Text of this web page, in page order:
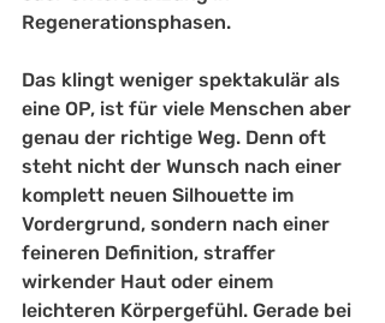
Regenerationsphasen.
Das klingt weniger spektakulär als
eine OP, ist für viele Menschen aber
genau der richtige Weg. Denn oft
steht nicht der Wunsch nach einer
komplett neuen Silhouette im
Vordergrund, sondern nach einer
feineren Definition, straffer
wirkender Haut oder einem
leichteren Körpergefühl. Gerade bei